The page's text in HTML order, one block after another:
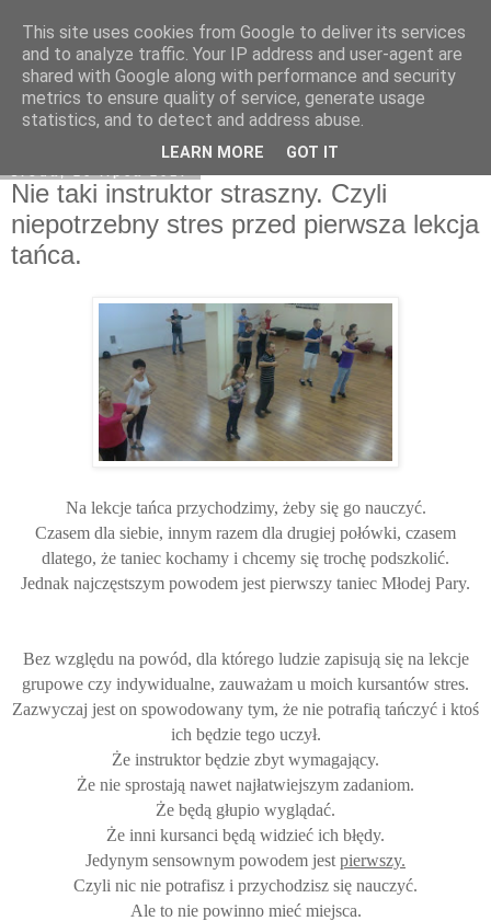
On My Way
Nie taki instruktor straszny. Czyli
niepotrzebny stres przed pierwsza lekcja
tańca.
Na lekcje tańca przychodzimy, żeby się go nauczyć.
Czasem dla siebie, innym razem dla drugiej połówki, czasem
dlatego, że taniec kochamy i chcemy się trochę podszkolić.
Jednak najczęstszym powodem jest pierwszy taniec Młodej Pary.
Bez względu na powód, dla którego ludzie zapisują się na lekcje
grupowe czy indywidualne, zauważam u moich kursantów stres.
Zazwyczaj jest on spowodowany tym, że nie potrafią tańczyć i ktoś
ich będzie tego uczył.
Że instruktor będzie zbyt wymagający.
Że nie sprostają nawet najłatwiejszym zadaniom.
Że będą głupio wyglądać.
Że inni kursanci będą widzieć ich błędy.
Jedynym sensownym powodem jest pierwszy.
Czyli nic nie potrafisz i przychodzisz się nauczyć.
Ale to nie powinno mieć miejsca.
This site uses cookies from Google to deliver its services
and to analyze traffic. Your IP address and user-agent are
shared with Google along with performance and security
metrics to ensure quality of service, generate usage
statistics, and to detect and address abuse.
LEARN MORE GOT IT